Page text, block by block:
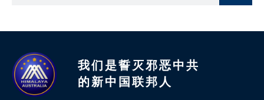
我们是誓灭邪恶中共
的新中国联邦人​